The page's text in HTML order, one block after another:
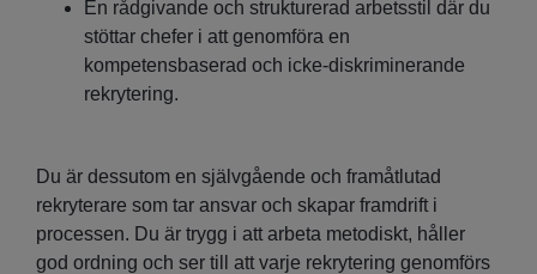
En rådgivande och strukturerad arbetsstil där du
stöttar chefer i att genomföra en
kompetensbaserad och icke-diskriminerande
rekrytering.
Du är dessutom en självgående och framåtlutad
rekryterare som tar ansvar och skapar framdrift i
processen. Du är trygg i att arbeta metodiskt, håller
god ordning och ser till att varje rekrytering genomförs